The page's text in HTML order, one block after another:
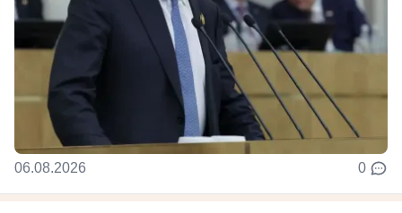
06.08.2026 0